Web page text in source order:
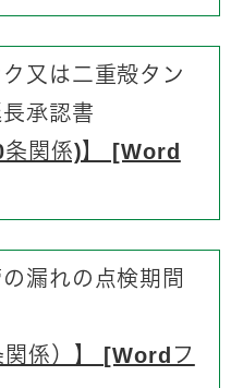
又は二重殻タン
承認書
条関係)】 [Word
漏れの点検期間
関係）】 [Wordフ